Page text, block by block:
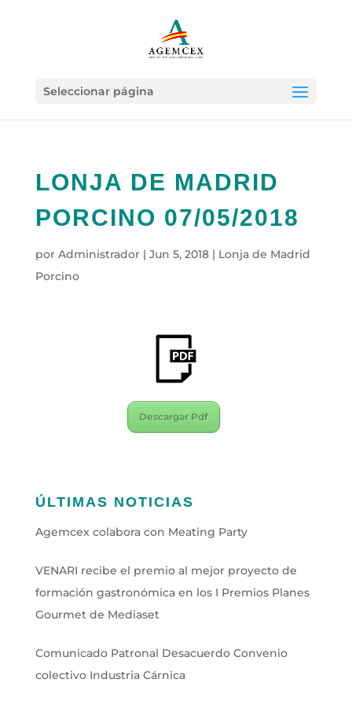
Seleccionar página
LONJA DE MADRID
PORCINO 07/05/2018
por Administrador| Jun 5, 2018| Lonja de Madrid
Porcino
Descargar Pdf
ÚLTIMAS NOTICIAS
Agemcex colabora con Meating Party
VENARI recibe el premio al mejor proyecto de
formación gastronómica en los I Premios Planes
Gourmet de Mediaset
Comunicado Patronal Desacuerdo Convenio
colectivo Industria Cárnica